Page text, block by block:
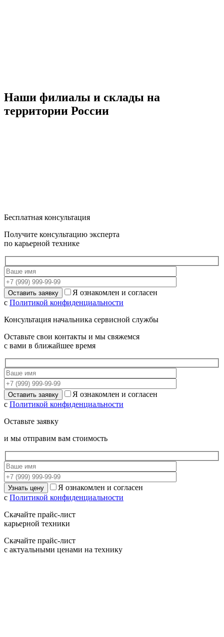
Наши филиалы и склады на
территории России
Бесплатная консультация
Получите консультацию эксперта
по карьерной технике
Я ознакомлен и согласен
с Политикой конфиденциальности
Консультация начальника сервисной службы
Оставьте свои контакты и мы свяжемся
с вами в ближайшее время
Я ознакомлен и согласен
с Политикой конфиденциальности
Оставьте заявку
и мы отправим вам стоимость
Я ознакомлен и согласен
с Политикой конфиденциальности
Скачайте прайс-лист
карьерной техники
Скачайте прайс-лист
с актуальными ценами на технику